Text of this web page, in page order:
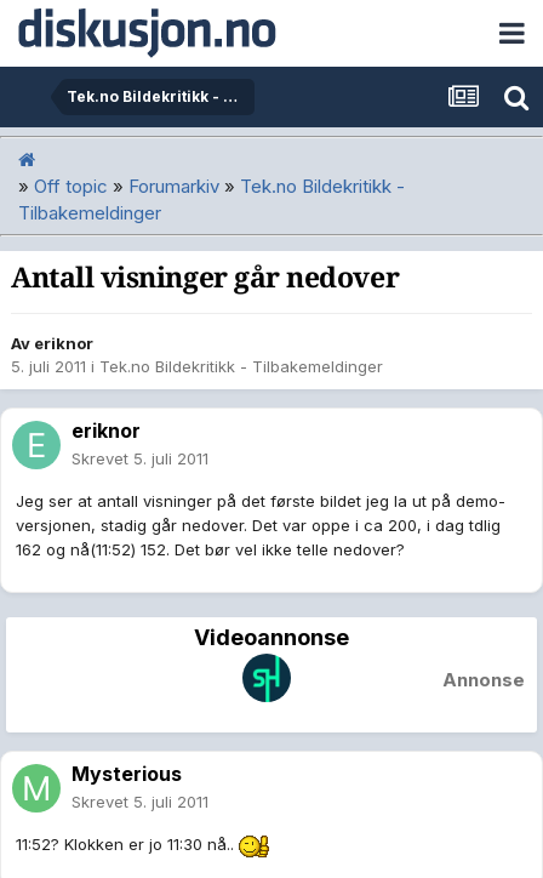
Tek.no Bildekritikk - Tilbakemeldinger
» Off topic » Forumarkiv » Tek.no Bildekritikk -
Tilbakemeldinger
Antall visninger går nedover
Av eriknor
5. juli 2011 i Tek.no Bildekritikk - Tilbakemeldinger
eriknor
Skrevet 5. juli 2011
Jeg ser at antall visninger på det første bildet jeg la ut på demo-
versjonen, stadig går nedover. Det var oppe i ca 200, i dag tdlig
162 og nå(11:52) 152. Det bør vel ikke telle nedover?
Videoannonse
Annonse
Mysterious
Skrevet 5. juli 2011
11:52? Klokken er jo 11:30 nå..